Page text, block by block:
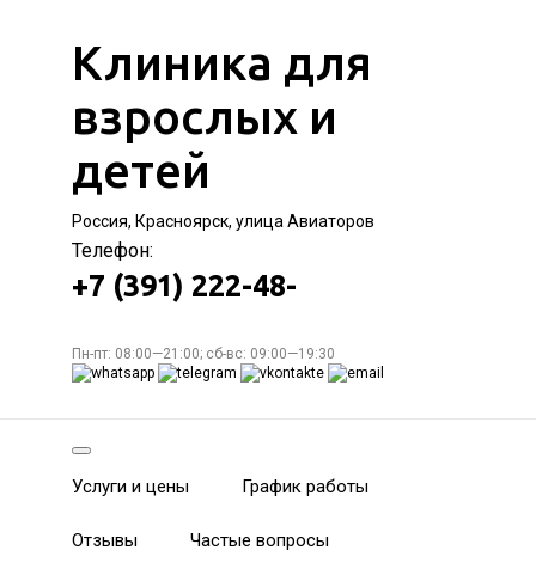
Клиника для
взрослых и
детей
Россия, Красноярск, улица Авиаторов
Телефон:
+7 (391) 222-48-
Пн-пт: 08:00—21:00; сб-вс: 09:00—19:30
Услуги и цены График работы
Отзывы Частые вопросы